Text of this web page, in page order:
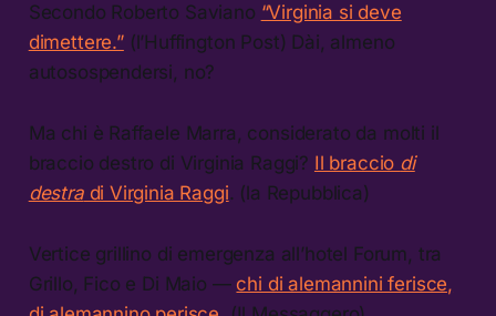
Secondo Roberto Saviano “Virginia si deve
dimettere.”(l’Huffington Post) Dài, almeno
autosospendersi, no?
Ma chi è Raffaele Marra, considerato da molti il
braccio destro di Virginia Raggi? Il braccio di
destradi Virginia Raggi. (la Repubblica)
Vertice grillino di emergenza all’hotel Forum, tra
Grillo, Fico e Di Maio — chi di alemannini ferisce,